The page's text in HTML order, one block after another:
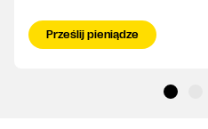
Prześlij pieniądze